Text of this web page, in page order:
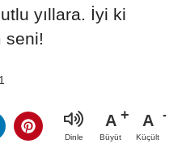
yıllara. İyi ki
seni!
Dinle
A
Büyüt
A
Küçült